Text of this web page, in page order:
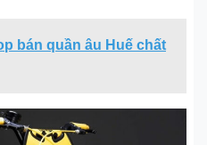
bán quần âu Huế chất